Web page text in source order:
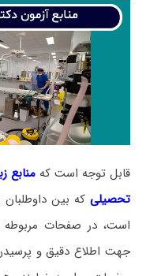
قابل توجه است که منابع
تحصیلیکه بین
است، در صفحات مربوطه
جهت اطلاع دقیق و